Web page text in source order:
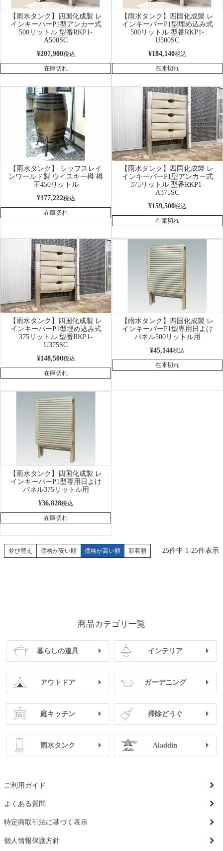
【雨水タンク】四国化成製 レ
インキーパーP1型アンカー式
500リットル 型番RKP1-
A500SC
¥207,900税込
在庫切れ
【雨水タンク】四国化成製 レ
インキーパーP1型埋め込み式
500リットル 型番RKP1-
U500SC
¥184,140税込
在庫切れ
【雨水タンク】 シップスレイ
ンワールド製 ウイスキー樽 樽
王450リットル
¥177,222税込
在庫切れ
【雨水タンク】四国化成製 レ
インキーパーP1型アンカー式
375リットル 型番RKP1-
A375SC
¥159,500税込
在庫切れ
【雨水タンク】四国化成製 レ
インキーパーP1型埋め込み式
375リットル 型番RKP1-
U375SC
¥148,500税込
在庫切れ
【雨水タンク】四国化成製 レ
インキーパーP1型専用日よけ
パネル500リットル用
¥45,144税込
在庫切れ
【雨水タンク】四国化成製 レ
インキーパーP1型専用日よけ
パネル375リットル用
¥36,828税込
在庫切れ
並び替え 価格が安い順 価格が高い順 新着順 25件中 1-25件表示
商品カテゴリ一覧
暮らしの道具 インテリア
アウトドア ガーデニング
庭キッチン 掃除どうぐ
雨水タンク Aladdin
ご利用ガイド
よくある質問
特定商取引法に基づく表示
個人情報保護方針